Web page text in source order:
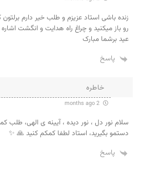
زنده باشی استاد عزیزم و طلب خیر دارم
رو باز میکنید و چراغ راه هدایت و انگشت
عید برشما مبارک
پاسخ
خاطره
سلام نور دل ، نور دیده ، آیینه ی الهی، طلب
دستمو بگیرید، استاد لطفا کمکم کنید 🙏 ✨
پاسخ